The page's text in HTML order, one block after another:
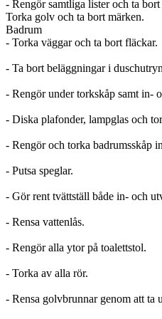
- Rengör samtliga lister och ta
Torka golv och ta bort märken.
Badrum
- Torka väggar och ta bort fläckar.
- Ta bort beläggningar i
- Rengör under torkskåp samt in-
- Diska plafonder, lampglas och
- Rengör och torka badrumsskåp
- Putsa speglar.
- Gör rent tvättställ både in- och
- Rensa vattenlås.
- Rengör alla ytor på toalettstol.
- Torka av alla rör.
- Rensa golvbrunnar genom att ta